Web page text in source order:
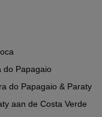
met zijn
in de jaren '50
do Papagaio
do Papagaio & Paraty
aan de Costa Verde